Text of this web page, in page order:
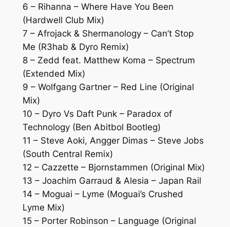
6 – Rihanna – Where Have You Been
(Hardwell Club Mix)
7 – Afrojack & Shermanology – Can’t Stop
Me (R3hab & Dyro Remix)
8 – Zedd feat. Matthew Koma – Spectrum
(Extended Mix)
9 – Wolfgang Gartner – Red Line (Original
Mix)
10 – Dyro Vs Daft Punk – Paradox of
Technology (Ben Abitbol Bootleg)
11 – Steve Aoki, Angger Dimas – Steve Jobs
(South Central Remix)
12 – Cazzette – Bjornstammen (Original Mix)
13 – Joachim Garraud & Alesia – Japan Rail
14 – Moguai – Lyme (Moguai’s Crushed
Lyme Mix)
15 – Porter Robinson – Language (Original